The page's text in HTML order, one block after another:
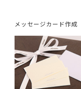
メッセージカード作成